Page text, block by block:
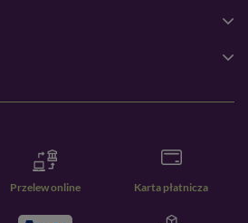
Przelew online Karta płatnicza